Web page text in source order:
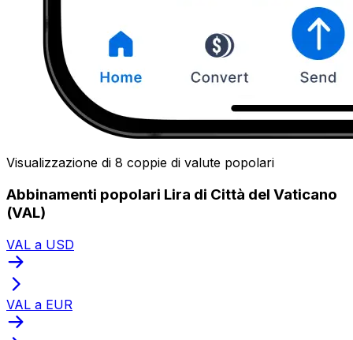
Visualizzazione di 8 coppie di valute popolari
Abbinamenti popolari Lira di Città del Vaticano
(VAL)
VAL a USD
VAL a EUR